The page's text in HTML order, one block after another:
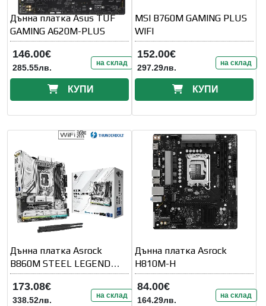
Дънна платка Asus TUF
GAMING A620M-PLUS
146.00€
285.55лв. на склад
КУПИ
MSI B760M GAMING PLUS
WIFI
152.00€
297.29лв. на склад
КУПИ
Дънна платка Asrock
B860M STEEL LEGEND
WIFI
173.08€
338.52лв. на склад
Дънна платка Asrock
H810M-H
84.00€
164.29лв. на склад